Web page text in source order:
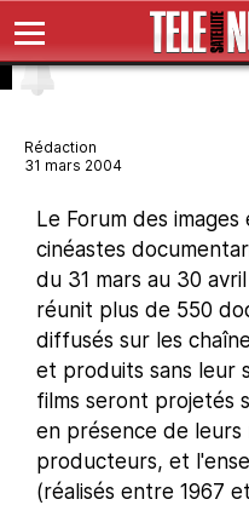
Rédaction
31 mars 2004
Le Forum des
cinéastes
du 31 mars au 30
réunit plus de 550
diffusés sur les
et produits sans leur
films seront projetés
en présence de leurs
producteurs, et
(réalisés entre 1967